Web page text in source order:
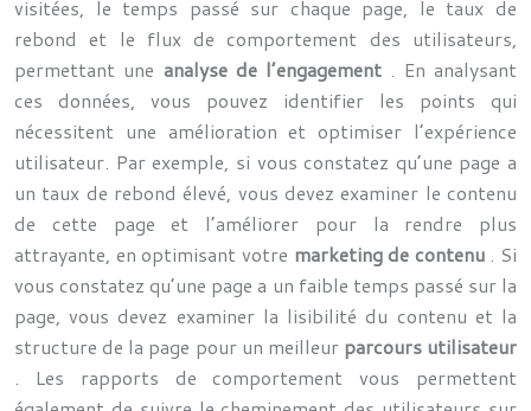
visitées, le temps passé sur chaque page, le taux de
rebond et le flux de comportement des utilisateurs,
permettant une analyse de l’engagement . En analysant
ces données, vous pouvez identifier les points qui
nécessitent une amélioration et optimiser l’expérience
utilisateur. Par exemple, si vous constatez qu’une page a
un taux de rebond élevé, vous devez examiner le contenu
de cette page et l’améliorer pour la rendre plus
attrayante, en optimisant votre marketing de contenu . Si
vous constatez qu’une page a un faible temps passé sur la
page, vous devez examiner la lisibilité du contenu et la
structure de la page pour un meilleur parcours utilisateur
. Les rapports de comportement vous permettent